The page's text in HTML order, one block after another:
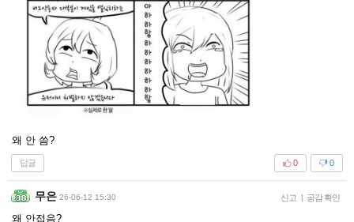
왜 안 씀?
답글 0
0
무은 26-06-12 15:30 신고 | 공감 확인
왜 안접음?